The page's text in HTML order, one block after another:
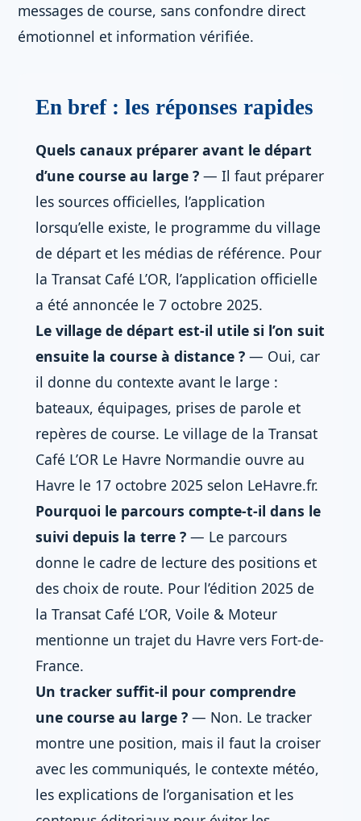
messages de course, sans confondre direct
émotionnel et information vérifiée.
En bref : les réponses rapides
Quels canaux préparer avant le départ
d’une course au large ? — Il faut préparer
les sources officielles, l’application
lorsqu’elle existe, le programme du village
de départ et les médias de référence. Pour
la Transat Café L’OR, l’application officielle
a été annoncée le 7 octobre 2025.
Le village de départ est-il utile si l’on suit
ensuite la course à distance ? — Oui, car
il donne du contexte avant le large :
bateaux, équipages, prises de parole et
repères de course. Le village de la Transat
Café L’OR Le Havre Normandie ouvre au
Havre le 17 octobre 2025 selon LeHavre.fr.
Pourquoi le parcours compte-t-il dans le
suivi depuis la terre ? — Le parcours
donne le cadre de lecture des positions et
des choix de route. Pour l’édition 2025 de
la Transat Café L’OR, Voile & Moteur
mentionne un trajet du Havre vers Fort-de-
France.
Un tracker suffit-il pour comprendre
une course au large ? — Non. Le tracker
montre une position, mais il faut la croiser
avec les communiqués, le contexte météo,
les explications de l’organisation et les